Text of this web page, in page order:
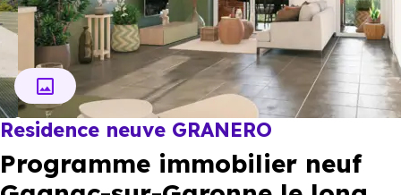
Investir
Actualités
Ressources
Financer
Résidence neuve GRANERO
Programme immobilier neuf